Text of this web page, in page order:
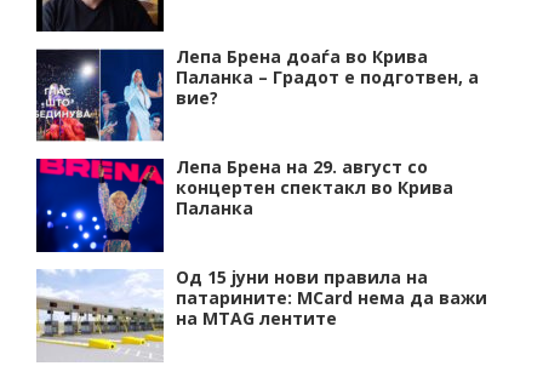
Лепа Брена доаѓа во Крива
Паланка – Градот е подготвен, а
вие?
Лепа Брена на 29. август со
концертен спектакл во Крива
Паланка
Од 15 јуни нови правила на
патарините: MCard нема да важи
на MTAG лентите